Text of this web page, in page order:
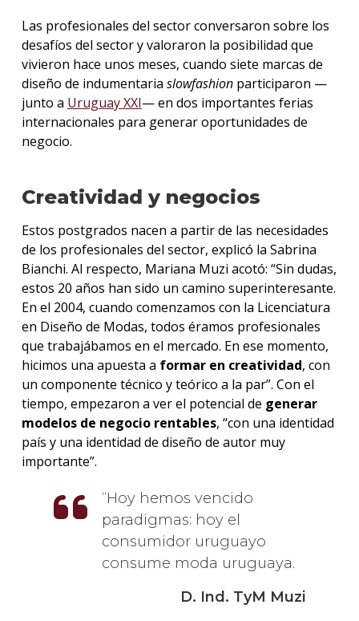
Las profesionales del sector conversaron sobre los
desafíos del sector y valoraron la posibilidad que
vivieron hace unos meses, cuando siete marcas de
diseño de indumentaria slowfashionparticiparon —
junto a Uruguay XXI— en dos importantes ferias
internacionales para generar oportunidades de
negocio.
Creatividad y negocios
Estos postgrados nacen a partir de las necesidades
de los profesionales del sector, explicó la Sabrina
Bianchi. Al respecto, Mariana Muzi acotó: “Sin dudas,
estos 20 años han sido un camino superinteresante.
En el 2004, cuando comenzamos con la Licenciatura
en Diseño de Modas, todos éramos profesionales
que trabajábamos en el mercado. En ese momento,
hicimos una apuesta a formar en creatividad, con
un componente técnico y teórico a la par”. Con el
tiempo, empezaron a ver el potencial de generar
modelos de negocio rentables, “con una identidad
país y una identidad de diseño de autor muy
importante”.
Hoy hemos vencido
paradigmas: hoy el
consumidor uruguayo
consume moda uruguaya.
D. Ind. TyM Muzi